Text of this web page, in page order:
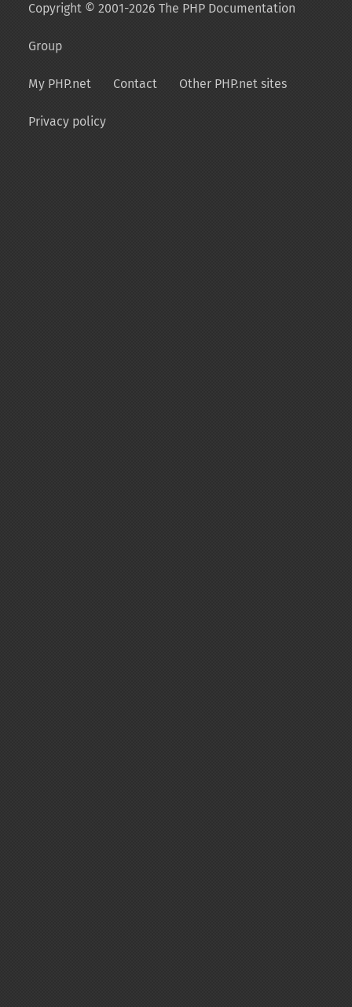
Copyright © 2001-2026 The PHP Documentation
Group
My PHP.net Contact Other PHP.net sites
Privacy policy